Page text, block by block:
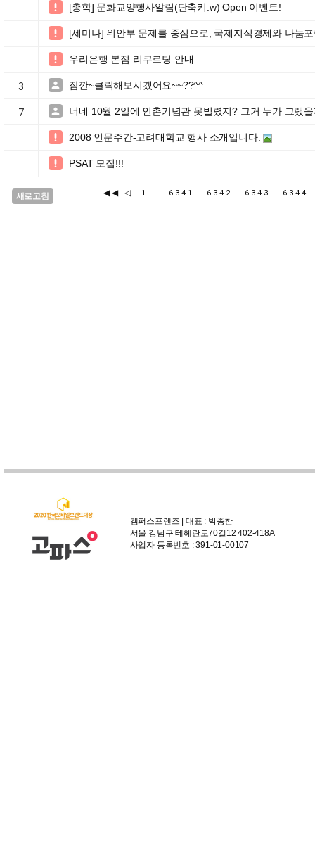
 [총학] 문화교양행사알림(단축키:w) Open 이벤트!
 [세미나] 위안부 문제를 중심으로, 국제지식경제와 나눔
 우리은행 본점 리쿠르팅 안내
3  잠깐~클릭해보시겠어요~~??^^
7  너네 10월 2일에 인촌기념관 못빌렸지? 그거 누가 그랬
 2008 인문주간-고려대학교 행사 소개입니다.
 PSAT 모집!!!
새로고침 ◀◀ ◁ 1 .. 6341 6342 6343
캠퍼스프렌즈 | 대표 : 박종찬
서울 강남구 테헤란로70길12 402-418A
사업자 등록번호 : 391-01-00107